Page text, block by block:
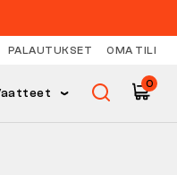
PALAUTUKSET OMA TILI
0